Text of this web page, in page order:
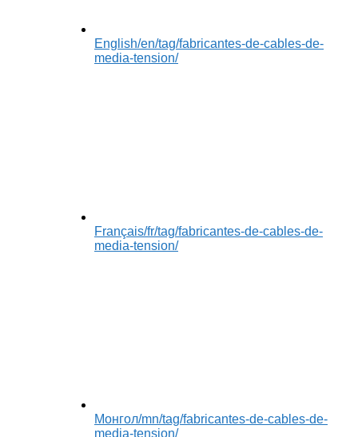
English/en/tag/fabricantes-de-cables-de-
media-tension/
Français/fr/tag/fabricantes-de-cables-de-
media-tension/
Монгол/mn/tag/fabricantes-de-cables-de-
media-tension/